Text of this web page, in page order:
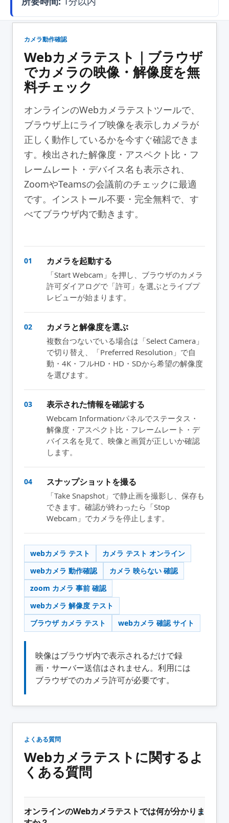
カメラ動作確認
Webカメラテスト｜ブラウザ
でカメラの映像・解像度を無
料チェック
オンラインのWebカメラテストツールで、
ブラウザ上にライブ映像を表示しカメラが
正しく動作しているかを今すぐ確認できま
す。検出された解像度・アスペクト比・フ
レームレート・デバイス名も表示され、
ZoomやTeamsの会議前のチェックに最適
です。インストール不要・完全無料で、す
べてブラウザ内で動きます。
01 カメラを起動する
「Start Webcam」を押し、ブラウザのカメラ
許可ダイアログで「許可」を選ぶとライブプ
レビューが始まります。
02 カメラと解像度を選ぶ
複数台つないでいる場合は「Select Camera」
で切り替え、「Preferred Resolution」で自
動・4K・フルHD・HD・SDから希望の解像度
を選びます。
03 表示された情報を確認する
Webcam Informationパネルでステータス・
解像度・アスペクト比・フレームレート・デ
バイス名を見て、映像と画質が正しいか確認
します。
04 スナップショットを撮る
「Take Snapshot」で静止画を撮影し、保存も
できます。確認が終わったら「Stop
Webcam」でカメラを停止します。
webカメラ テスト
カメラ テスト オンライン
webカメラ 動作確認
カメラ 映らない 確認
zoom カメラ 事前 確認
webカメラ 解像度 テスト
ブラウザ カメラ テスト
webカメラ 確認 サイト
映像はブラウザ内で表示されるだけで録
画・サーバー送信はされません。利用には
ブラウザでのカメラ許可が必要です。
よくある質問
Webカメラテストに関するよ
くある質問
オンラインのWebカメラテストでは何が分かりま